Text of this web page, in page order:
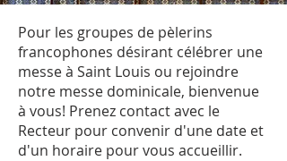
Pour les groupes de pèlerins
francophones désirant célébrer une
messe à Saint Louis ou rejoindre
notre messe dominicale, bienvenue
à vous! Prenez contact avec le
Recteur pour convenir d'une date et
d'un horaire pour vous accueillir.